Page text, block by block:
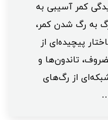
کمر آسیبی به
به رگ شدن کمر،
پیچیده‌ای از
تاندون‌ها و
از رگ‌های